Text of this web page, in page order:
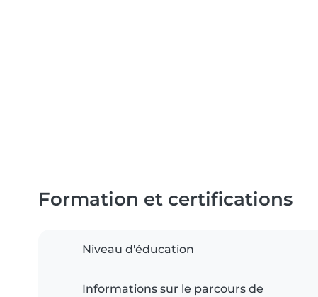
Formation et certifications
Niveau d'éducation
Informations sur le parcours de